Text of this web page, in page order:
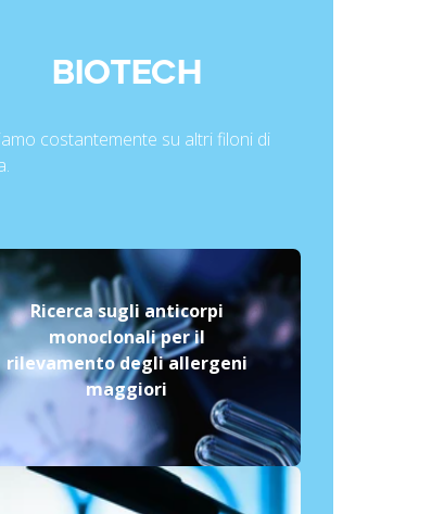
BIOTECH
costantemente su altri filoni di
Ricerca sugli anticorpi
monoclonali per il
rilevamento degli allergeni
maggiori